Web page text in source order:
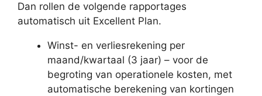
Dan rollen de volgende rapportages
automatisch uit Excellent Plan.
Winst- en verliesrekening per
maand/kwartaal (3 jaar) – voor de
begroting van operationele kosten, met
automatische berekening van kortingen